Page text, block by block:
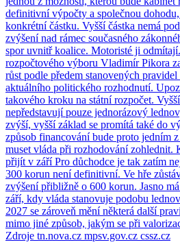
definitivní výpočty a společnou
konkrétní částku. Vyšší částka nemá
zvýšení nad rámec současného
spor uvnitř koalice. Motoristé ji
rozpočtového výboru Vladimír Pikora
růst podle předem stanovených
aktuálního politického rozhodnutí.
takového kroku na státní rozpočet.
nepředstavují pouze jednorázový
zvýší, vyšší základ se promítá také do
způsob financování bude proto jedním
muset vláda při rozhodování zohlednit.
přijít v září Pro důchodce je tak zatím
300 korun není definitivní. Ve hře
zvýšení přibližně o 600 korun. Jasno
září, kdy vláda stanovuje podobu
2027 se zároveň mění některá další
mimo jiné způsob, jakým se při
Zdroje tn.nova.cz mpsv.gov.cz cssz.cz